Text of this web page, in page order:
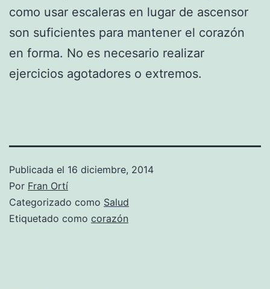
como usar escaleras en lugar de ascensor
son suficientes para mantener el corazón
en forma. No es necesario realizar
ejercicios agotadores o extremos.
Publicada el 16 diciembre, 2014
Por Fran Ortí
Categorizado como Salud
Etiquetado como corazón